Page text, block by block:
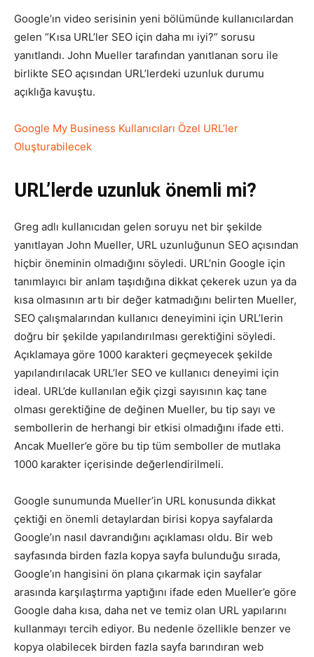
–
Tasarım,
UI/UX
Google’ın video serisinin yeni bölümünde kullanıcılardan
gelen “Kısa URL’ler SEO için daha mı iyi?” sorusu
yanıtlandı. John Mueller tarafından yanıtlanan soru ile
birlikte SEO açısından URL’lerdeki uzunluk durumu
açıklığa kavuştu.
Google My Business Kullanıcıları Özel URL’ler
Oluşturabilecek
URL’lerde uzunluk önemli mi?
Greg adlı kullanıcıdan gelen soruyu net bir şekilde
yanıtlayan John Mueller, URL uzunluğunun SEO açısından
hiçbir öneminin olmadığını söyledi. URL’nin Google için
tanımlayıcı bir anlam taşıdığına dikkat çekerek uzun ya da
kısa olmasının artı bir değer katmadığını belirten Mueller,
SEO çalışmalarından kullanıcı deneyimini için URL’lerin
doğru bir şekilde yapılandırılması gerektiğini söyledi.
Açıklamaya göre 1000 karakteri geçmeyecek şekilde
yapılandırılacak URL’ler SEO ve kullanıcı deneyimi için
ideal. URL’de kullanılan eğik çizgi sayısının kaç tane
olması gerektiğine de değinen Mueller, bu tip sayı ve
sembollerin de herhangi bir etkisi olmadığını ifade etti.
Ancak Mueller’e göre bu tip tüm semboller de mutlaka
1000 karakter içerisinde değerlendirilmeli.
Google sunumunda Mueller’in URL konusunda dikkat
çektiği en önemli detaylardan birisi kopya sayfalarda
Google’ın nasıl davrandığını açıklaması oldu. Bir web
sayfasında birden fazla kopya sayfa bulunduğu sırada,
Google’ın hangisini ön plana çıkarmak için sayfalar
arasında karşılaştırma yaptığını ifade eden Mueller’e göre
Google daha kısa, daha net ve temiz olan URL yapılarını
kullanmayı tercih ediyor. Bu nedenle özellikle benzer ve
kopya olabilecek birden fazla sayfa barındıran web